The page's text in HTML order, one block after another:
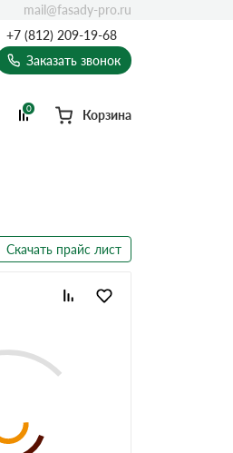
+7 (812) 209-19-68
Заказать звонок
0 Корзина
mail@fasady-pro.ru
Скачать прайс лист